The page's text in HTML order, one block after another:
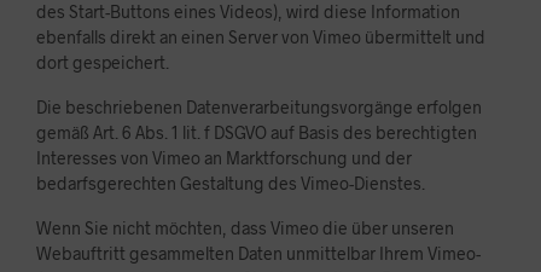
des Start-Buttons eines Videos), wird diese Information
ebenfalls direkt an einen Server von Vimeo übermittelt und
dort gespeichert.
Die beschriebenen Datenverarbeitungsvorgänge erfolgen
gemäß Art. 6 Abs. 1 lit. f DSGVO auf Basis des berechtigten
Interesses von Vimeo an Marktforschung und der
bedarfsgerechten Gestaltung des Vimeo-Dienstes.
Wenn Sie nicht möchten, dass Vimeo die über unseren
Webauftritt gesammelten Daten unmittelbar Ihrem Vimeo-